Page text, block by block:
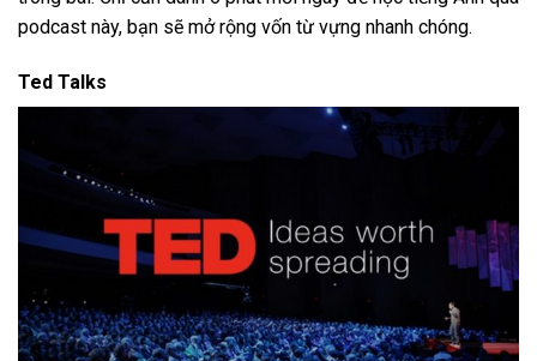
podcast này, bạn sẽ mở rộng vốn từ vựng nhanh chóng.
Ted Talks